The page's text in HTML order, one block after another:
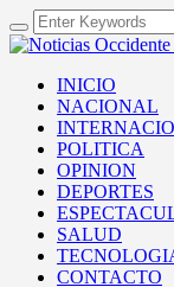
INICIO
NACIONAL
POLITICA
OPINION
DEPORTES
SALUD
CONTACTO